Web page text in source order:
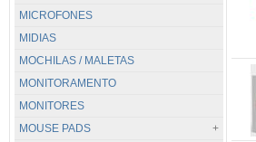
SSD
SSD M.2
CERTIFICADO DIGITAL
COD. BARRAS
SCANNER DE MAO
TODOS...
DDR2
DDR3
DDR3 L
DDR4
DDR5
MICROFONES
MIDIAS
MOCHILAS / MALETAS
MONITORAMENTO
MONITORES
MOUSE PADS